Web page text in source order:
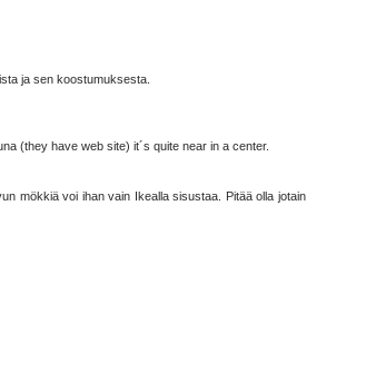
ja sen koostumuksesta.
(they have web site) it´s quite near in a center.
mökkiä voi ihan vain Ikealla sisustaa. Pitää olla jotain